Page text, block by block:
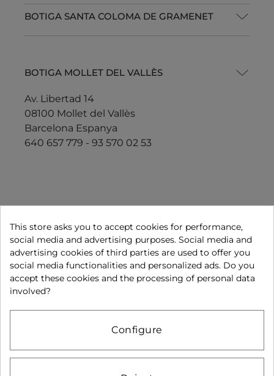
BOTIGA SANTA COLOMA DE GRAMENET
BOTIGA MOLLET DEL VALLÈS
Av. Libertad 14
08100 Mollet del Vallès
Barcelona Espanya
640 657 779 - 93 570 02 53
Segueix-nos a:
Avís legal Política de privacitat Política de cookies
Condicions de compra
This store asks you to accept cookies for performance,
social media and advertising purposes. Social media and
advertising cookies of third parties are used to offer you
social media functionalities and personalized ads. Do you
accept these cookies and the processing of personal data
involved?
Configure